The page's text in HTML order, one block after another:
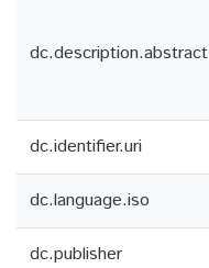
dc.description.abstract
dc.identifier.uri
dc.language.iso
dc.publisher